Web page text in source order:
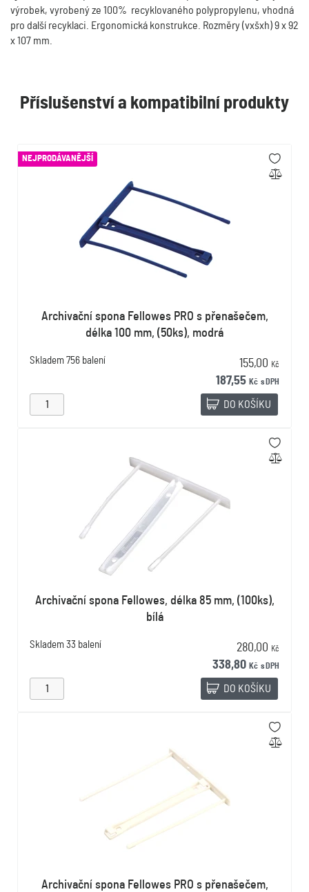
výrobek, vyrobený ze 100% recyklovaného polypropylenu, vhodná
pro další recyklaci. Ergonomická konstrukce. Rozměry (vxšxh) 9 x 92
x 107 mm.
Příslušenství a kompatibilní produkty
NEJPRODÁVANĚJŠÍ
Archivační spona Fellowes PRO s přenašečem,
délka 100 mm, (50ks), modrá
Skladem 756 balení 155,00 Kč
187,55 Kč s DPH
DO KOŠÍKU
Archivační spona Fellowes, délka 85 mm, (100ks),
bílá
Skladem 33 balení 280,00 Kč
338,80 Kč s DPH
DO KOŠÍKU
Archivační spona Fellowes PRO s přenašečem,